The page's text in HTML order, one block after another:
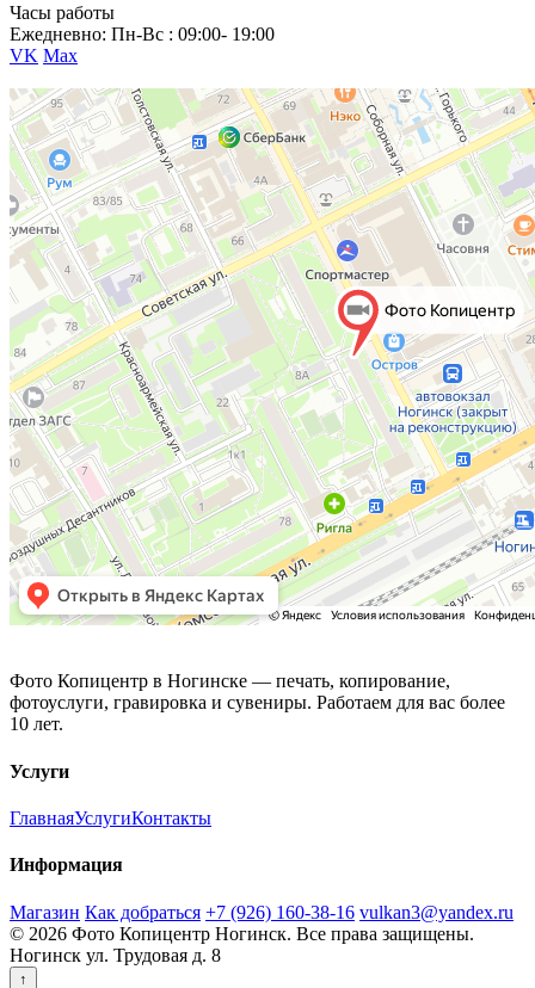
Часы работы
Ежедневно: Пн-Вс : 09:00- 19:00
VK Max
Фото Копицентр в Ногинске — печать, копирование,
фотоуслуги, гравировка и сувениры. Работаем для вас более
10 лет.
Услуги
ГлавнаяУслугиКонтакты
Информация
Магазин Как добраться +7 (926) 160-38-16 vulkan3@yandex.ru
© 2026 Фото Копицентр Ногинск. Все права защищены.
Ногинск ул. Трудовая д. 8
↑